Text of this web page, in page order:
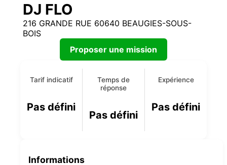
DJ FLO
216 GRANDE RUE 60640 BEAUGIES-SOUS-
BOIS
Proposer une mission
Tarif indicatif
Pas défini
Temps de
réponse
Pas défini
Expérience
Pas défini
Informations